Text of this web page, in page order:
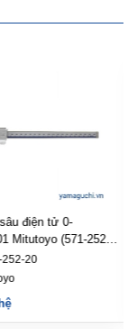
Thước đo sâu điện tử
Mitutoyo (571-201-30)
Model:
Giá: Liên hệ